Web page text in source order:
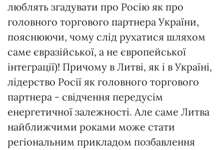
люблять згадувати про Росію як про
головного торгового партнера України,
пояснюючи, чому слід рухатися шляхом
саме євразійської, а не європейської
інтеграції)! Причому в Литві, як і в Україні,
лідерство Росії як головного торгового
партнера - свідчення передусім
енергетичної залежності. Але саме Литва
найближчими роками може стати
регіональним прикладом позбавлення